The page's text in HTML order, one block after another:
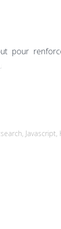
pour
, Javascript,